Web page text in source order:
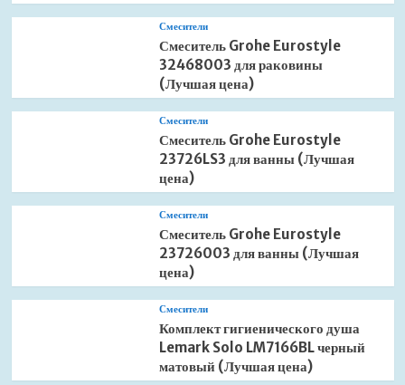
Смесители
Смеситель Grohe Eurostyle
32468003 для раковины
(Лучшая цена)
Смесители
Смеситель Grohe Eurostyle
23726LS3 для ванны (Лучшая
цена)
Смесители
Смеситель Grohe Eurostyle
23726003 для ванны (Лучшая
цена)
Смесители
Комплект гигиенического душа
Lemark Solo LM7166BL черный
матовый (Лучшая цена)